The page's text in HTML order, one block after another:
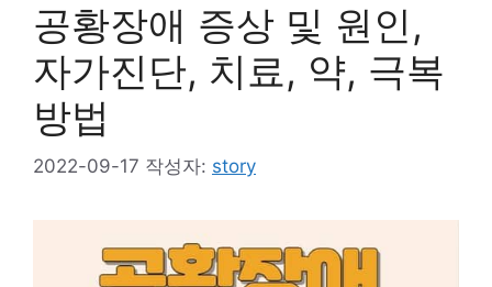
공황장애 증상 및 원인,
자가진단, 치료, 약, 극복
방법
2022-09-17 작성자: story